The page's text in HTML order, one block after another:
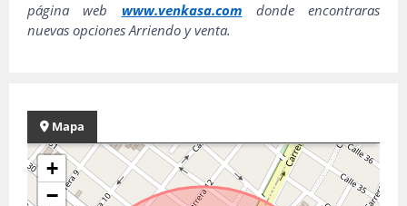
página web www.venkasa.com donde encontraras
nuevas opciones Arriendo y venta.
Mapa
+
−